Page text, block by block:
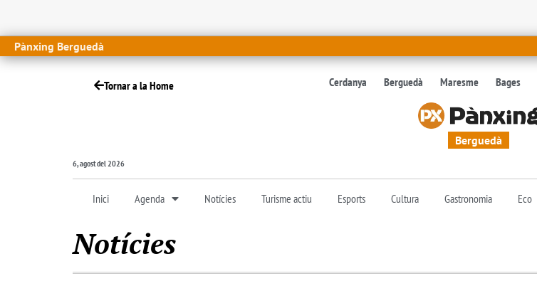
Pànxing Berguedà
Tornar a la Home Cerdanya Berguedà Maresme Bages
Berguedà
6, agost del 2026
Inici Agenda Notícies Turisme actiu Esports Cultura Gastronomia Eco
Notícies